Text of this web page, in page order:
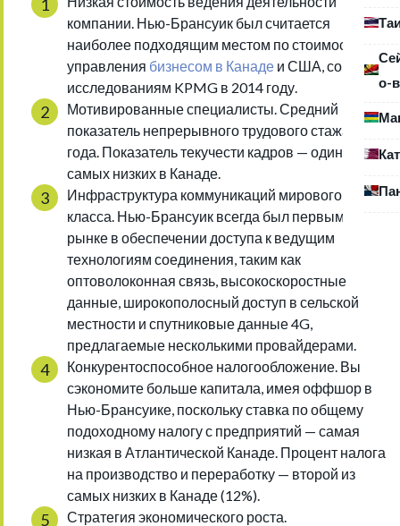
о-
компании. Нью-Брансуик был считается
наиболее подходящим местом по стоимости
управления бизнесом в Канаде и США, согласно
исследованиям KPMG в 2014 году.
Мотивированные специалисты. Средний
показатель непрерывного трудового стажа — 8,9
года. Показатель текучести кадров — один из
самых низких в Канаде.
Инфраструктура коммуникаций мирового
класса. Нью-Брансуик всегда был первым на
рынке в обеспечении доступа к ведущим
технологиям соединения, таким как
оптоволоконная связь, высокоскоростные
данные, широкополосный доступ в сельской
местности и спутниковые данные 4G,
предлагаемые несколькими провайдерами.
Конкурентоспособное налогообложение. Вы
сэкономите больше капитала, имея оффшор в
Нью-Брансуике, поскольку ставка по общему
подоходному налогу с предприятий — самая
низкая в Атлантической Канаде. Процент налога
на производство и переработку — второй из
самых низких в Канаде (12%).
Стратегия экономического роста.